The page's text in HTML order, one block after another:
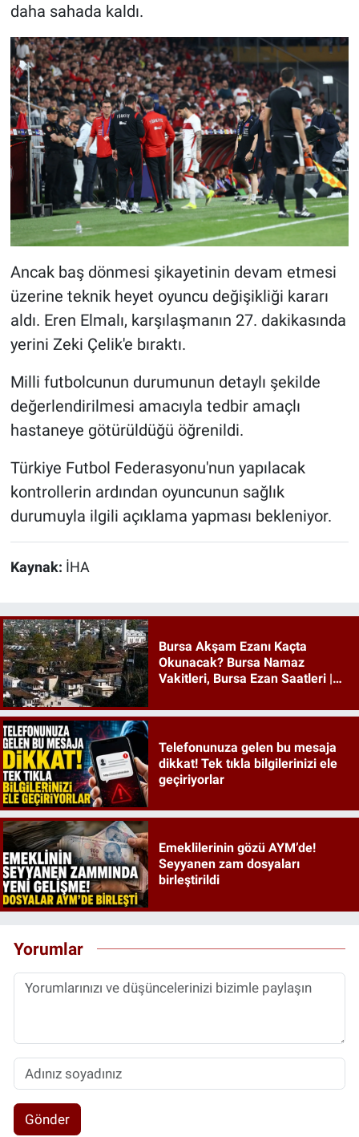
daha sahada kaldı.
Ancak baş dönmesi şikayetinin devam etmesi
üzerine teknik heyet oyuncu değişikliği kararı
aldı. Eren Elmalı, karşılaşmanın 27. dakikasında
yerini Zeki Çelik'e bıraktı.
Milli futbolcunun durumunun detaylı şekilde
değerlendirilmesi amacıyla tedbir amaçlı
hastaneye götürüldüğü öğrenildi.
Türkiye Futbol Federasyonu'nun yapılacak
kontrollerin ardından oyuncunun sağlık
durumuyla ilgili açıklama yapması bekleniyor.
Kaynak: İHA
Bursa Akşam Ezanı Kaçta
Okunacak? Bursa Namaz
Vakitleri, Bursa Ezan Saatleri |
Telefonunuza gelen bu mesaja
dikkat! Tek tıkla bilgilerinizi ele
geçiriyorlar
Emeklilerinin gözü AYM’de!
Seyyanen zam dosyaları
birleştirildi
Yorumlar
Gönder